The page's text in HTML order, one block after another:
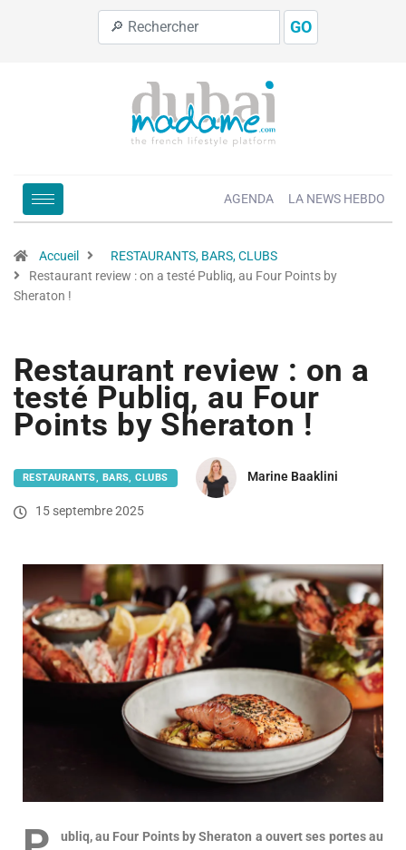
GO
AGENDA LA NEWS HEBDO
Accueil
RESTAURANTS, BARS, CLUBS
Restaurant review : on a testé Publiq, au Four Points by
Sheraton !
Restaurant review : on a
testé Publiq, au Four
Points by Sheraton !
RESTAURANTS, BARS, CLUBS Marine Baaklini
15 septembre 2025
ubliq, au Four Points by Sheraton a ouvert ses portes au